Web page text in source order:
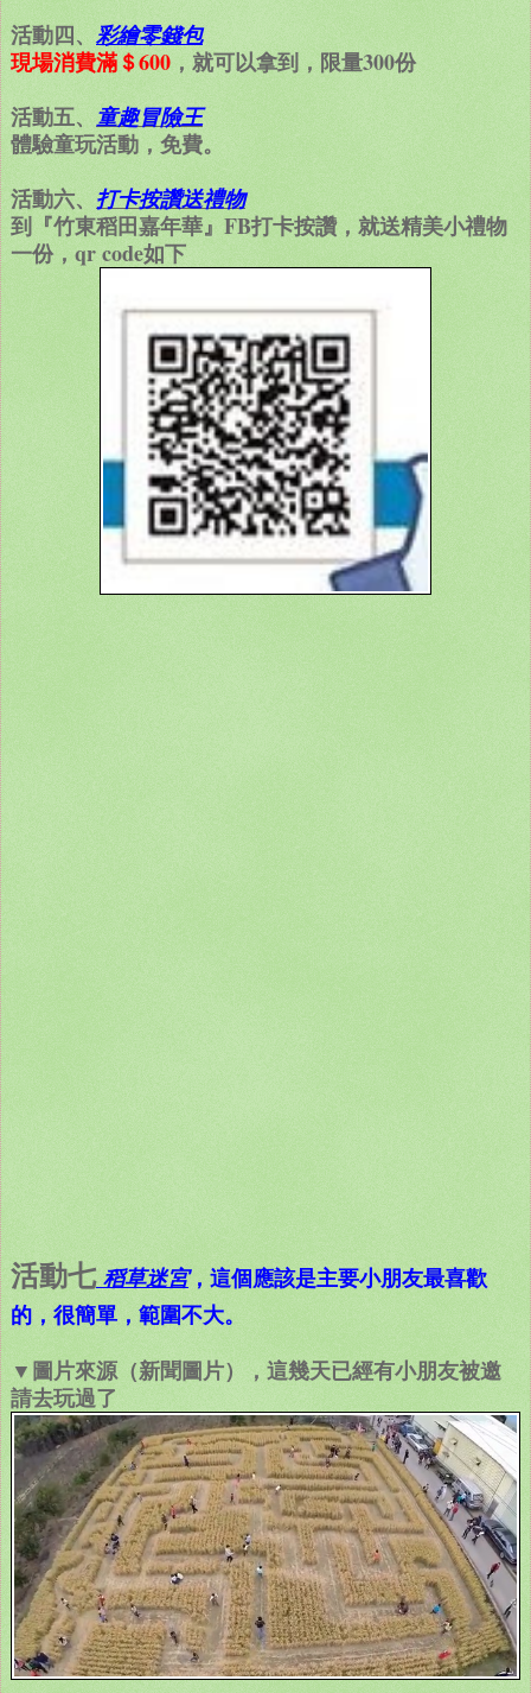
活動四、 彩繪零錢包
現場消費滿＄600 ，就可以拿到，限量300份
活動五、 童趣冒險王
體驗童玩活動，免費。
活動六、 打卡按讚送禮物
到『竹東稻田嘉年華』FB打卡按讚，就送精美小禮物
一份，qr code如下
活動七稻草迷宮，這個應該是主要小朋友最喜歡
的，很簡單，範圍不大。
▼圖片來源（新聞圖片），這幾天已經有小朋友被邀
請去玩過了